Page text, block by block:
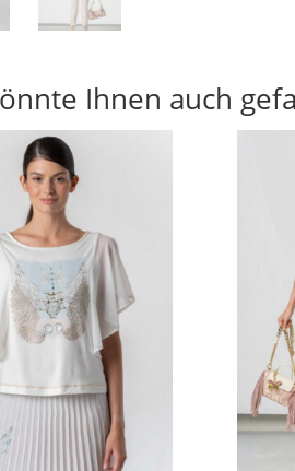
Ihnen auch